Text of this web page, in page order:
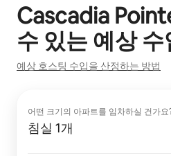
Cascadia
수 있는 예상 수
예상 호스팅 수입을 산정하는 방법
어떤 크기의 아파트를 임차하실 건가요
침실 1개